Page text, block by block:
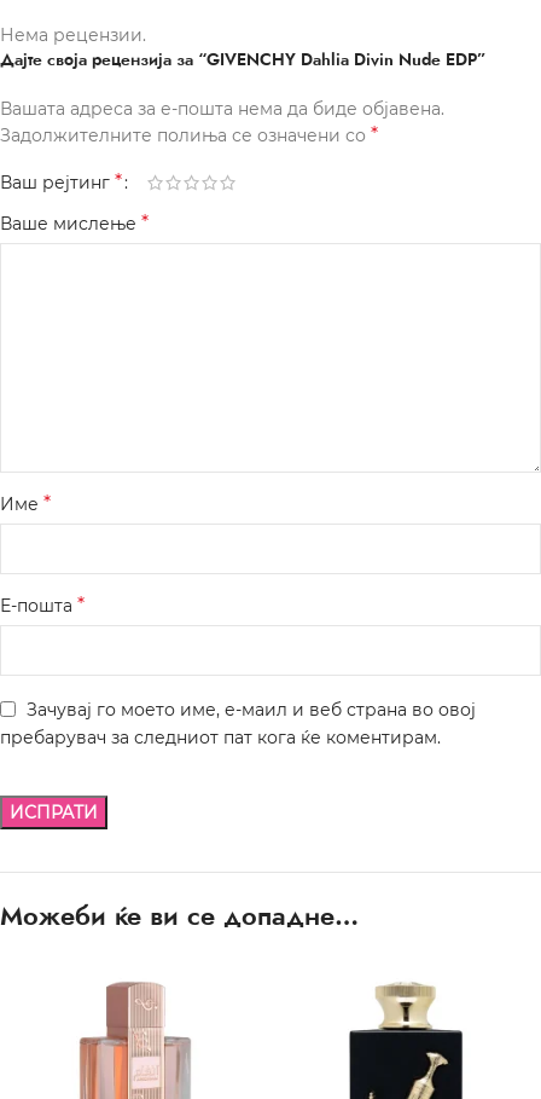
Нема рецензии.
Дајте своја рецензија за “GIVENCHY Dahlia Divin Nude EDP”
Вашата адреса за е-пошта нема да биде објавена.
Задолжителните полиња се означени со *
Ваш рејтинг *
Ваше мислење *
Име *
Е-пошта *
Зачувај го моето име, е-маил и веб страна во овој
пребарувач за следниот пат кога ќе коментирам.
Можеби ќе ви се допадне…